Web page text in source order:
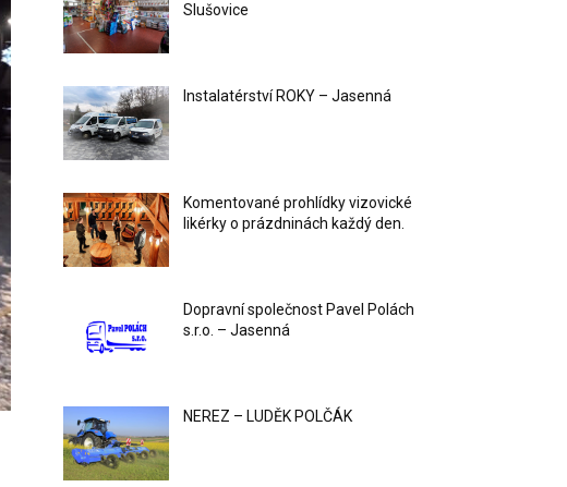
Slušovice
Instalatérství ROKY – Jasenná
Komentované prohlídky vizovické
likérky o prázdninách každý den.
Dopravní společnost Pavel Polách
s.r.o. – Jasenná
NEREZ – LUDĚK POLČÁK